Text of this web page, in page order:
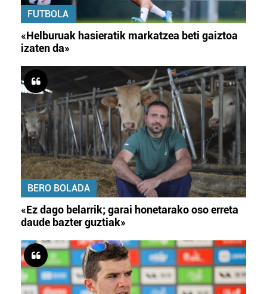
FUTBOLA
«Helburuak hasieratik markatzea beti gaiztoa
izaten da»
BERO BOLADA
«Ez dago belarrik; garai honetarako oso erreta
daude bazter guztiak»